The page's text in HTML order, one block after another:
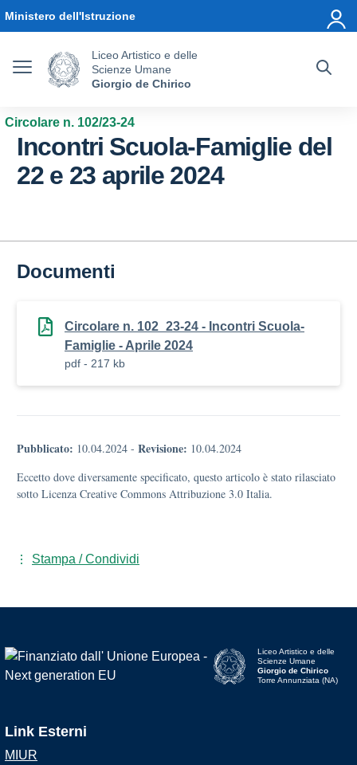
Ministero dell'Istruzione
Liceo Artistico e delle
Scienze Umane
Giorgio de Chirico
Circolare n. 102/23-24
Incontri Scuola-Famiglie del
22 e 23 aprile 2024
Documenti
Circolare n. 102_23-24 - Incontri Scuola-
Famiglie - Aprile 2024
pdf - 217 kb
Pubblicato: 10.04.2024 - Revisione: 10.04.2024
Eccetto dove diversamente specificato, questo articolo è stato rilasciato
sotto Licenza Creative Commons Attribuzione 3.0 Italia.
Stampa / Condividi
Liceo Artistico e delle
Scienze Umane
Giorgio de Chirico
Torre Annunziata (NA)
Link Esterni
MIUR